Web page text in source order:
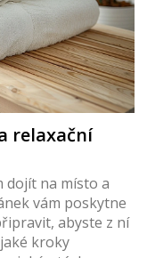
relaxační
dojít na místo a
vám poskytne
abyste z ní
kroky